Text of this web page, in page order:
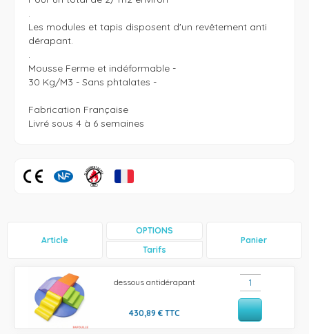
.
Les modules et tapis disposent d'un revêtement anti
dérapant.
.
Mousse Ferme et indéformable -
30 Kg/M3 - Sans phtalates -
Fabrication Française
Livré sous 4 à 6 semaines
Article
OPTIONS
Tarifs
Panier
dessous antidérapant
430,89 € TTC